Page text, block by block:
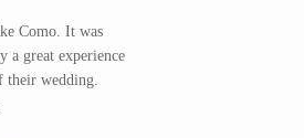
Como. It was
a great experience
their wedding.